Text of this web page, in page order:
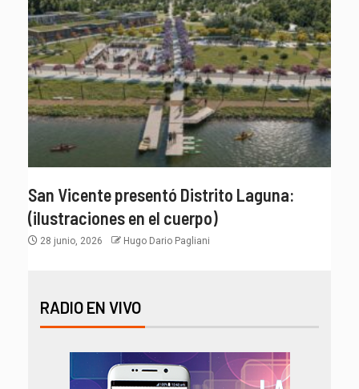
San Vicente presentó Distrito Laguna:
(ilustraciones en el cuerpo)
28 junio, 2026 Hugo Dario Pagliani
RADIO EN VIVO